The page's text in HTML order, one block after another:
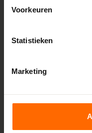
Voorkeuren
Statistieken
Marketing
Lokaal
zonder omwegen. We
prijzen en korte
werkdagen liggen ze
vakmensen direct voor